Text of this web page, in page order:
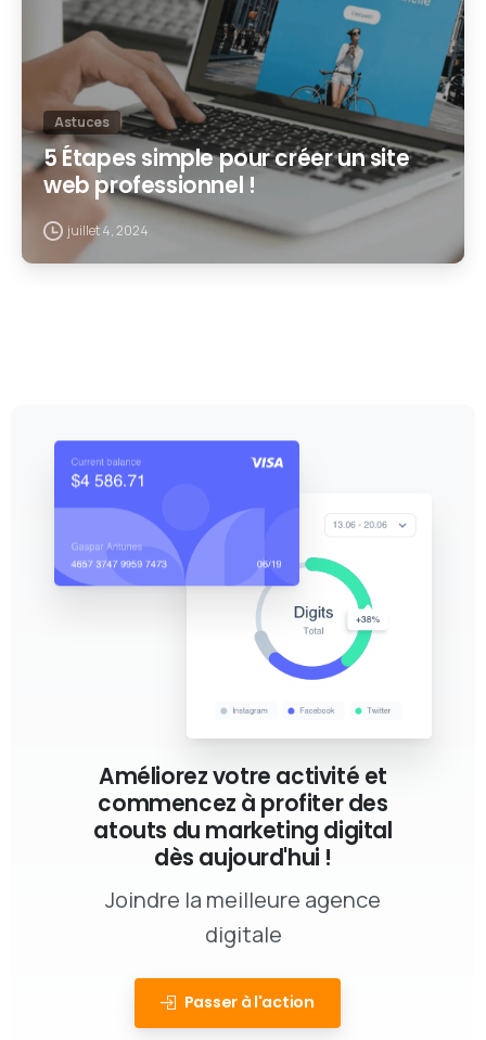
Astuces
5 Étapes simple pour créer un site
web professionnel !
juillet 4, 2024
Améliorez votre activité et
commencez à profiter des
atouts du marketing digital
dès aujourd'hui !
Joindre la meilleure agence
digitale
Passer à l'action